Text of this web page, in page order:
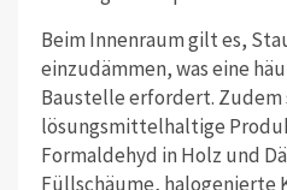
Beim Innenraum gilt es,
einzudämmen, was eine
Baustelle erfordert. Zudem
lösungsmittelhaltige
Formaldehyd in Holz und
Füllschäume, halogenierte